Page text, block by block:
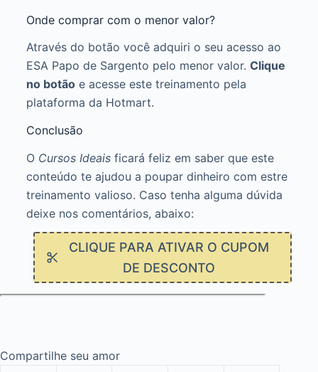
Onde comprar com o menor valor?
Através do botão você adquiri o seu acesso ao
ESA Papo de Sargento pelo menor valor. Clique
no botãoe acesse este treinamento pela
plataforma da Hotmart.
Conclusão
O Cursos Ideaisficará feliz em saber que este
conteúdo te ajudou a poupar dinheiro com estre
treinamento valioso. Caso tenha alguma dúvida
deixe nos comentários, abaixo:
CLIQUE PARA ATIVAR O CUPOM
DE DESCONTO
Compartilhe seu amor